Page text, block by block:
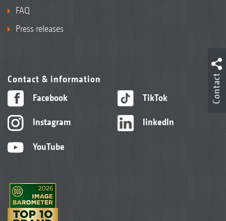
FAQ
Press releases
Contact & information
Facebook
Instagram
YouTube
TikTok
linkedIn
Contact